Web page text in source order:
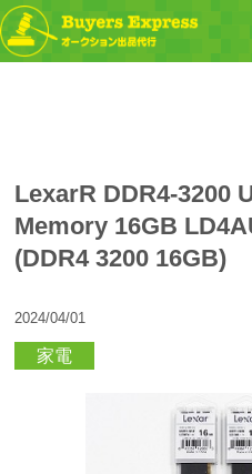
LexarR DDR4-3200
Memory 16GB
(DDR4 3200 16GB)
2024/04/01
家電